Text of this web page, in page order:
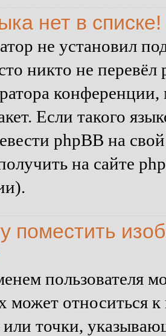
нет в списке!
не установил
никто не
Если такого
phpBB на
на сайте
поместить
пользователя
может относиться
или точки,